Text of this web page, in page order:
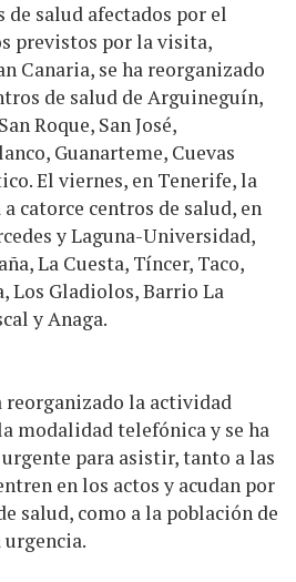
de salud afectados por el
previstos por la visita,
Canaria, se ha reorganizado
de salud de Arguineguín,
Roque, San José,
Guanarteme, Cuevas
El viernes, en Tenerife, la
catorce centros de salud, en
y Laguna-Universidad,
La Cuesta, Tíncer, Taco,
Los Gladiolos, Barrio La
y Anaga.
reorganizado la actividad
modalidad telefónica y se ha
para asistir, tanto a las
en los actos y acudan por
salud, como a la población de
urgencia.